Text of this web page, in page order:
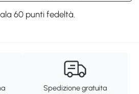
60 punti fedeltà.
Spedizione gratuita